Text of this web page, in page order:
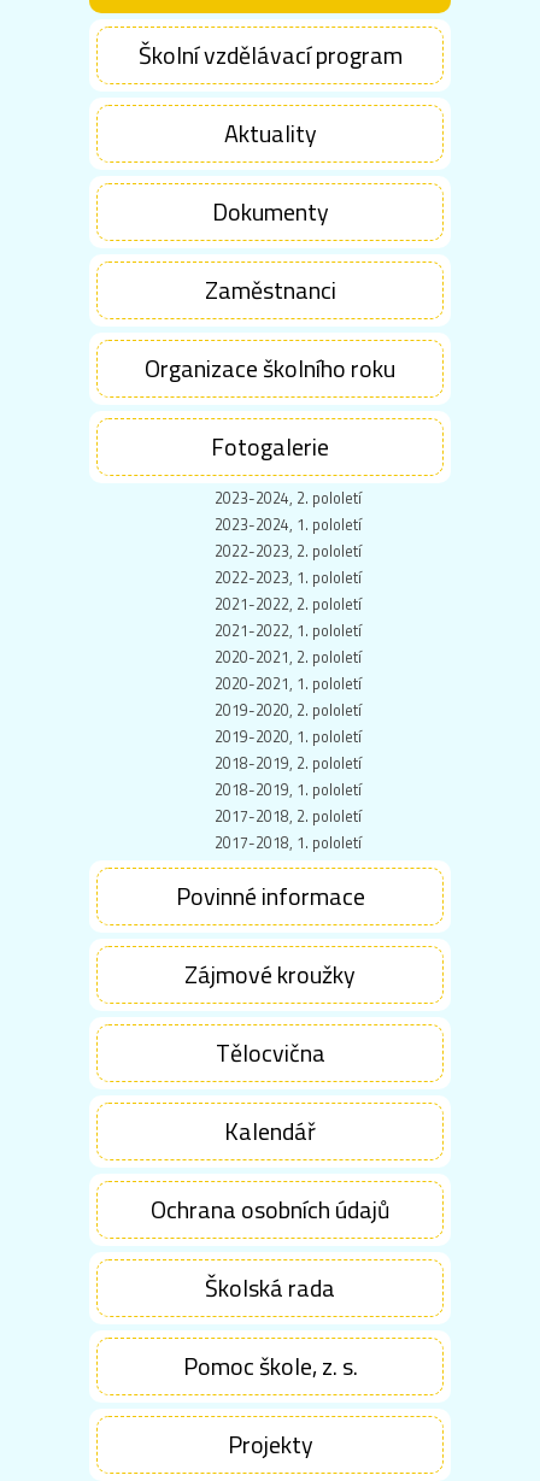
Školní vzdělávací program
Aktuality
Dokumenty
Zaměstnanci
Organizace školního roku
Fotogalerie
2023-2024, 2. pololetí
2023-2024, 1. pololetí
2022-2023, 2. pololetí
2022-2023, 1. pololetí
2021-2022, 2. pololetí
2021-2022, 1. pololetí
2020-2021, 2. pololetí
2020-2021, 1. pololetí
2019-2020, 2. pololetí
2019-2020, 1. pololetí
2018-2019, 2. pololetí
2018-2019, 1. pololetí
2017-2018, 2. pololetí
2017-2018, 1. pololetí
Povinné informace
Zájmové kroužky
Tělocvična
Kalendář
Ochrana osobních údajů
Školská rada
Pomoc škole, z. s.
Projekty